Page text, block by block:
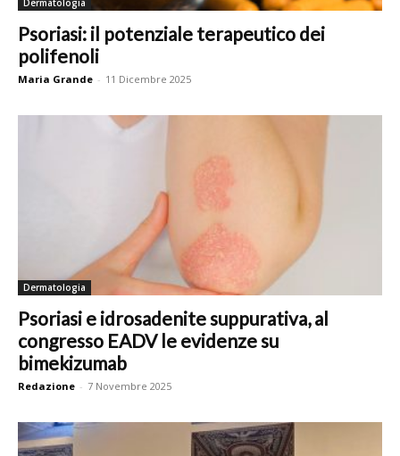
Dermatologia
Psoriasi: il potenziale terapeutico dei
polifenoli
Maria Grande - 11 Dicembre 2025
Dermatologia
Psoriasi e idrosadenite suppurativa, al
congresso EADV le evidenze su
bimekizumab
Redazione - 7 Novembre 2025